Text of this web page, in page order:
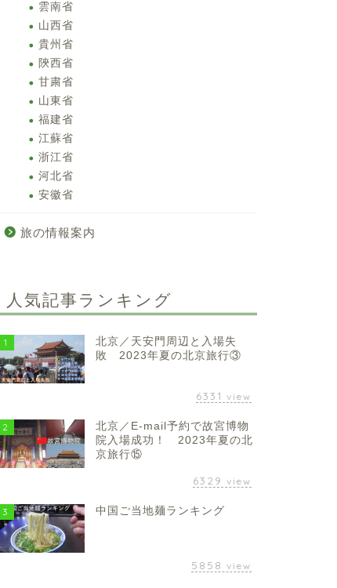
雲南省
山西省
貴州省
陝西省
甘粛省
山東省
福建省
江蘇省
浙江省
河北省
安徽省
旅の情報案内
人気記事ランキング
1
北京／天安門周辺と入場失
敗 2023年夏の北京旅行③
6331 view
2
北京／E-mail予約で故宮博物
院入場成功！ 2023年夏の北
京旅行⑮
6329 view
3 中国ご当地麺ランキング
5858 view